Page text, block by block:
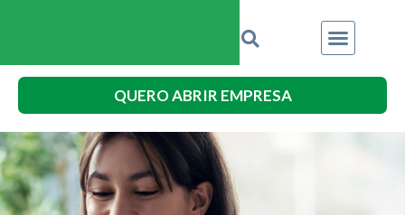
QUERO ABRIR EMPRESA